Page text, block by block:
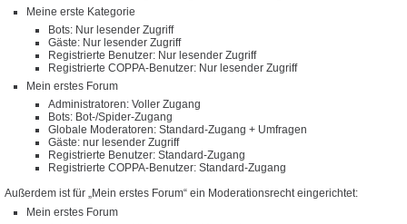
Meine erste Kategorie
Bots: Nur lesender Zugriff
Gäste: Nur lesender Zugriff
Registrierte Benutzer: Nur lesender Zugriff
Registrierte COPPA-Benutzer: Nur lesender Zugriff
Mein erstes Forum
Administratoren: Voller Zugang
Bots: Bot-/Spider-Zugang
Globale Moderatoren: Standard-Zugang + Umfragen
Gäste: nur lesender Zugriff
Registrierte Benutzer: Standard-Zugang
Registrierte COPPA-Benutzer: Standard-Zugang
Außerdem ist für „Mein erstes Forum“ ein Moderationsrecht eingerichtet:
Mein erstes Forum